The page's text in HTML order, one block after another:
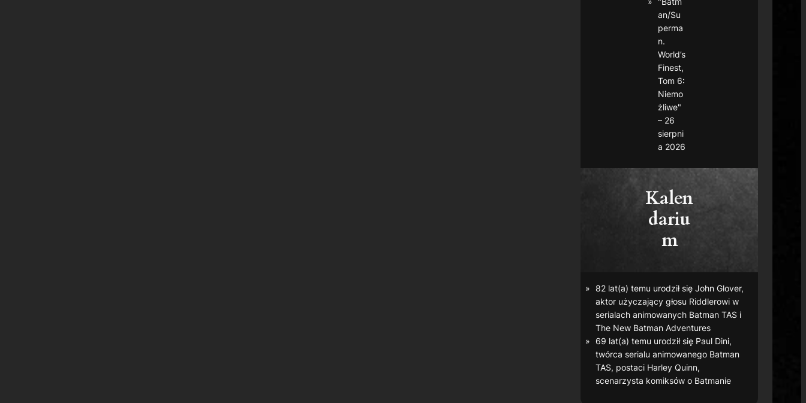
an/Su
perma
n.
World’s
Finest,
Tom 6:
Niemo
żliwe"
– 26
sierpni
a 2026
Kalen
dariu
m
82 lat(a) temu urodził się John Glover,
aktor użyczający głosu Riddlerowi w
serialach animowanych Batman TAS i
The New Batman Adventures
69 lat(a) temu urodził się Paul Dini,
twórca serialu animowanego Batman
TAS, postaci Harley Quinn,
scenarzysta komiksów o Batmanie